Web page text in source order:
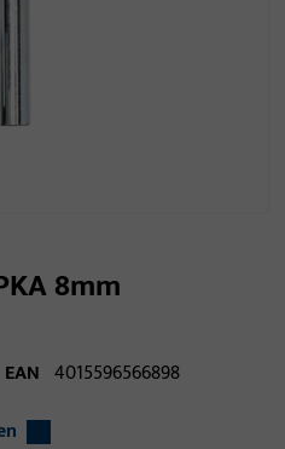
8mm
EAN 4015596566898